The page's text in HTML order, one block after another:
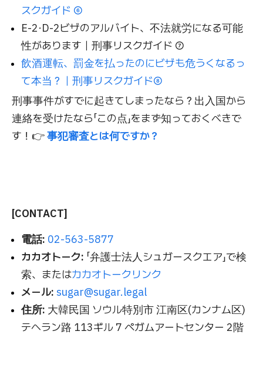
スクガイド ⑥
E-2·D-2ビザのアルバイト、不法就労になる可能
性があります｜刑事リスクガイド ⑦
飲酒運転、罰金を払ったのにビザも危うくなるっ
て本当？｜刑事リスクガイド⑧
刑事事件がすでに起きてしまったなら？出入国から
連絡を受けたなら「この点」をまず知っておくべきで
す！👉事犯審査とは何ですか？
[CONTACT]
電話: 02-563-5877
カカオトーク: 「弁護士法人シュガースクエア」で検
索、またはカカオトークリンク
メール: sugar@sugar.legal
住所: 大韓民国 ソウル特別市 江南区(カンナム区)
テヘラン路 113ギル 7 ペガムアートセンター 2階